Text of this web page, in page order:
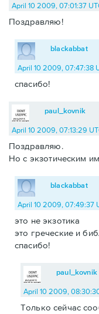
April 10 2009, 07:01:37
Поздравляю!
blackabbat
April 10 2009, 07:47:38
спасибо!
paul_kovnik
April 10 2009, 07:13:29
Поздравляю.
Но с экзотическим
blackabbat
April 10 2009, 07:49:37
это не экзотика
это греческие и
спасибо!
paul_kovnik
April 10 2009,
Только сейчас